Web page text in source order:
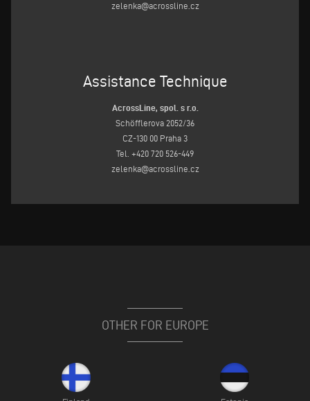
zelenka@acrossline.cz
Assistance Technique
AcrossLine, spol. s r.o.
Schöfflerova 2052/36
CZ-130 00 Praha 3
Tel. +420 720 526-449
zelenka@acrossline.cz
OTHER FOR EUROPE